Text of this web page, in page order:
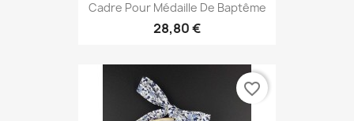
Cadre Pour Médaille De Baptême
28,80 €
favorite_border